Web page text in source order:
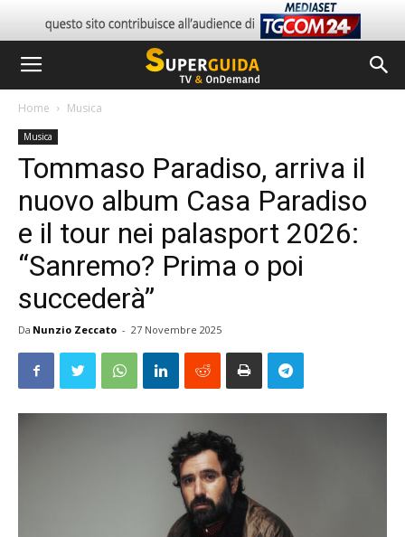
Home Musica
Musica
Tommaso Paradiso, arriva il
nuovo album Casa Paradiso
e il tour nei palasport 2026:
“Sanremo? Prima o poi
succederà”
Da Nunzio Zeccato - 27 Novembre 2025